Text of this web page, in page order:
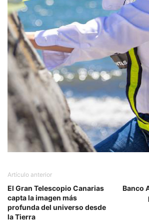
Artículo anterior
El Gran Telescopio Canarias
capta la imagen más
profunda del universo desde
la Tierra
Banco